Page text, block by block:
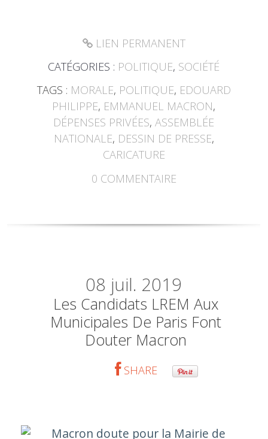
LIEN PERMANENT
CATÉGORIES : POLITIQUE, SOCIÉTÉ
TAGS : MORALE, POLITIQUE, EDOUARD
PHILIPPE, EMMANUEL MACRON,
DÉPENSES PRIVÉES,ASSEMBLÉE
NATIONALE, DESSIN DE PRESSE,
CARICATURE
0 COMMENTAIRE
08 juil. 2019
Les Candidats LREM Aux
Municipales De Paris Font
Douter Macron
SHARE